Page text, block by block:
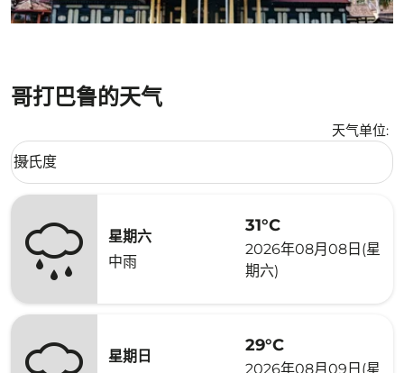
哥打巴鲁的天气
天气单位:
Weather unit option 摄氏度 Selected
摄氏度
keyboard_arrow_down
星期六
中雨
31°C
2026年08月08日(星
期六)
星期日
29°C
2026年08月09日(星